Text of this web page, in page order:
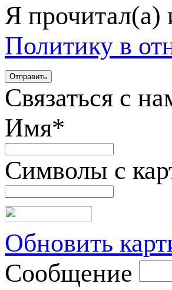
Я
Политику в
Связаться с
Имя*
Символы с
Обновить
Сообщение